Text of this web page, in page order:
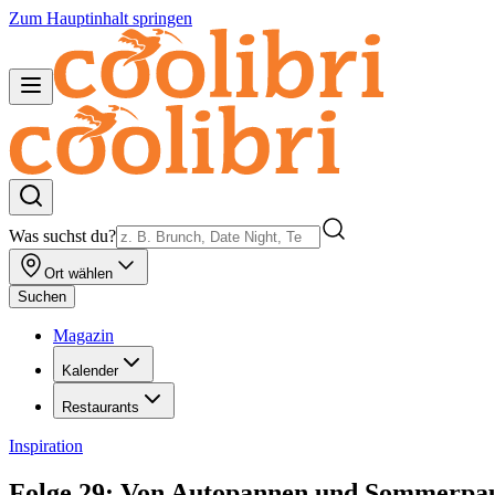
Zum Hauptinhalt springen
Was suchst du?
Ort wählen
Suchen
Magazin
Kalender
Restaurants
Inspiration